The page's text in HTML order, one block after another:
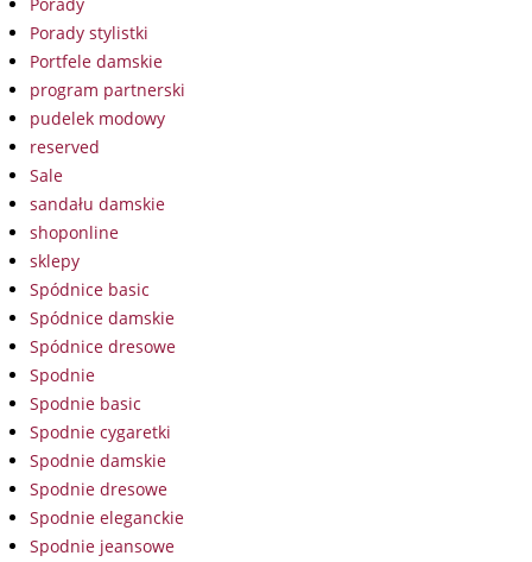
Porady stylistki
Portfele damskie
program partnerski
pudelek modowy
reserved
Sale
sandału damskie
shoponline
sklepy
Spódnice basic
Spódnice damskie
Spódnice dresowe
Spodnie
Spodnie basic
Spodnie cygaretki
Spodnie damskie
Spodnie dresowe
Spodnie eleganckie
Spodnie jeansowe